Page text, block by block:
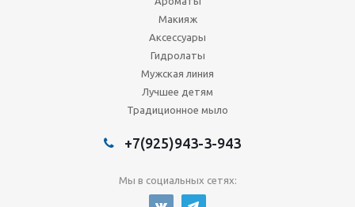
Макияж
Аксессуары
Гидролаты
Мужская линия
Лучшее детям
Традиционное мыло
+7(925)943-3-943
Мы в социальных сетях: